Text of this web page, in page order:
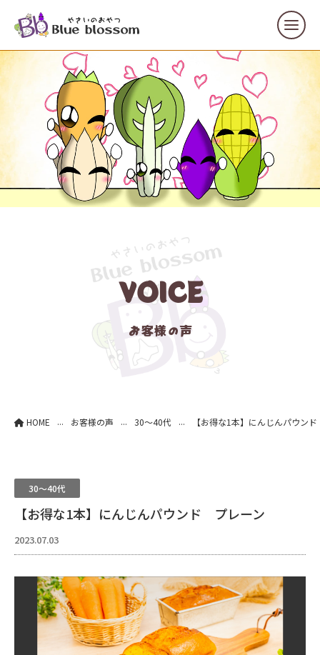
VOICE
お客様の声
HOME ... お客様の声 ... 30～40代 ... 【お得な1本】にんじんパウン
30～40代
【お得な1本】にんじんパウンド プレーン
2023.07.03